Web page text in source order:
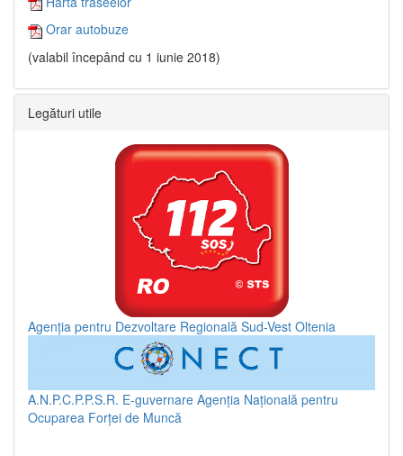
Orar autobuze
(valabil începând cu 1 iunie 2018)
Legături utile
Agenția pentru Dezvoltare Regională Sud-Vest Oltenia
A.N.P.C.P.P.S.R. E-guvernare Agenția Națională pentru
Ocuparea Forței de Muncă